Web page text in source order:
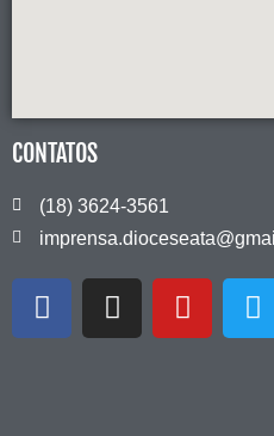
CONTATOS
(18) 3624-3561